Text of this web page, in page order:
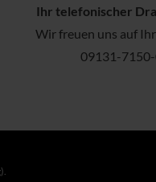
Ihr telefonischer
Wir freuen uns auf
09131-